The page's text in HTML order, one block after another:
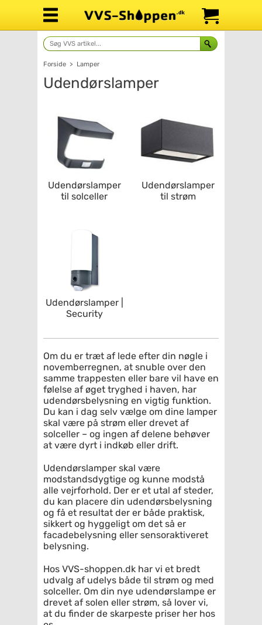
Forside > Lamper
Udendørslamper
Udendørslamper
til solceller
Udendørslamper
til strøm
Udendørslamper |
Security
Om du er træt af lede efter din nøgle i
novemberregnen, at snuble over den
samme trappesten eller bare vil have en
følelse af øget tryghed i haven, har
udendørsbelysning en vigtig funktion.
Du kan i dag selv vælge om dine lamper
skal være på strøm eller drevet af
solceller – og ingen af delene behøver
at være dyrt i indkøb eller drift.
Udendørslamper skal være
modstandsdygtige og kunne modstå
alle vejrforhold. Der er et utal af steder,
du kan placere din udendørsbelysning
og få et resultat der er både praktisk,
sikkert og hyggeligt om det så er
facadebelysning eller sensoraktiveret
belysning.
Hos VVS-shoppen.dk har vi et bredt
udvalg af udelys både til strøm og med
solceller. Om din nye udendørslampe er
drevet af solen eller strøm, så lover vi,
at du finder de skarpeste priser her hos